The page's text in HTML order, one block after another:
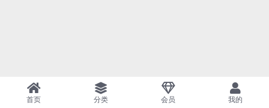
首页 分类 会员 我的